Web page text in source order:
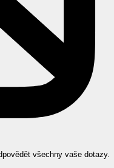
všechny vaše dotazy.